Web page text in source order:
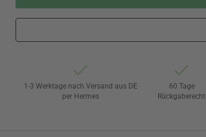
1-3 Werktage nach Versand aus DE
per Hermes
60 Tage
Rückgaberecht